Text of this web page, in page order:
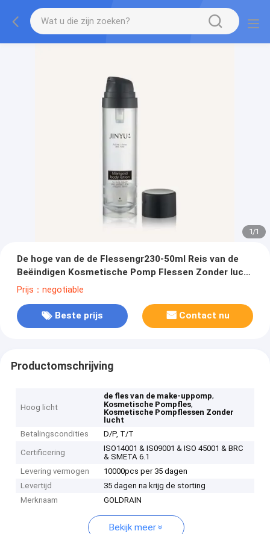
1/1
De hoge van de de Flessengr230-50ml Reis van de
Beëindigen Kosmetische Pomp Flessen Zonder lucht
Zonder lucht GR230A
Prijs：negotiable
Beste prijs Contact nu
Productomschrijving
Hoog licht
de fles van de make-uppomp,
Kosmetische Pompfles,
Kosmetische Pompflessen Zonder
lucht
Betalingscondities
D/P, T/T
Certificering
ISO14001 & IS09001 & ISO 45001 & BRC
& SMETA 6.1
Levering vermogen
10000pcs per 35 dagen
Levertijd
35 dagen na krijg de storting
Merknaam
GOLDRAIN
Bekijk meer